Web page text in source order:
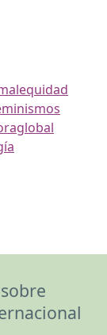
equidad
global